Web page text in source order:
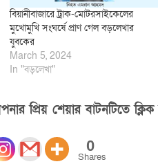
বিয়ানীবাজারে ট্রাক-মোটরসাইকেলের
মুখোমুখি সংঘর্ষে প্রাণ গেল বড়লেখার
যুবকের
March 5, 2024
In "বড়লেখা"
প্রিয় শেয়ার বাটনটিতে
0
Shares